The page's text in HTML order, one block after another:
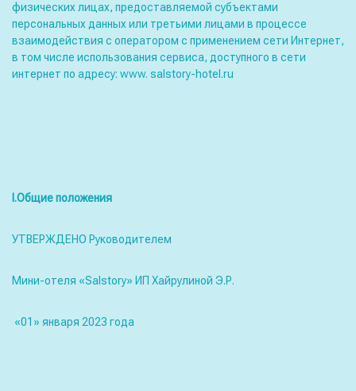
физических лицах, предоставляемой субъектами
персональных данных или третьими лицами в процессе
взаимодействия с оператором с применением сети Интернет,
в том числе использования сервиса, доступного в сети
интернет по адресу: www. salstory-hotel.ru
.Общие положения
УТВЕРЖДЕНО Руководителем
Мини-отеля «Salstory» ИП Хайрулиной Э.Р.
«01» января 2023 года